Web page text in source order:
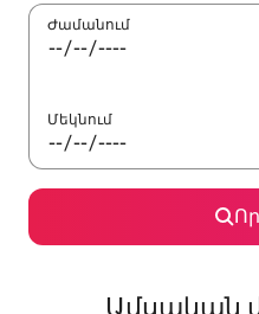
Ժամանում
Մեկնում
Ամսական